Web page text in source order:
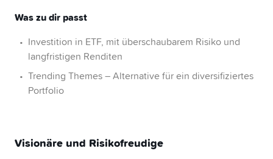
Was zu dir passt
Investition in ETF, mit überschaubarem Risiko und
langfristigen Renditen
Trending Themes – Alternative für ein diversifiziertes
Portfolio
Visionäre und Risikofreudige